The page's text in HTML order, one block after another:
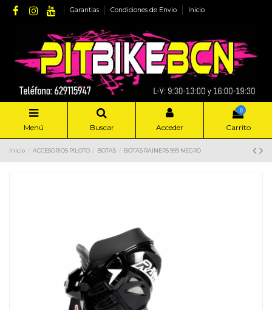
Garantias Condiciones de Envio Inicio
Menú Buscar Acceder
0
Carrito
Inicio ACCESORIOS PILOTO BOTAS BOTAS RAINERS 999 NEGRO